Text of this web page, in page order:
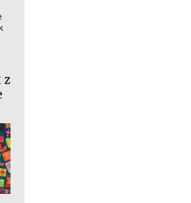
z